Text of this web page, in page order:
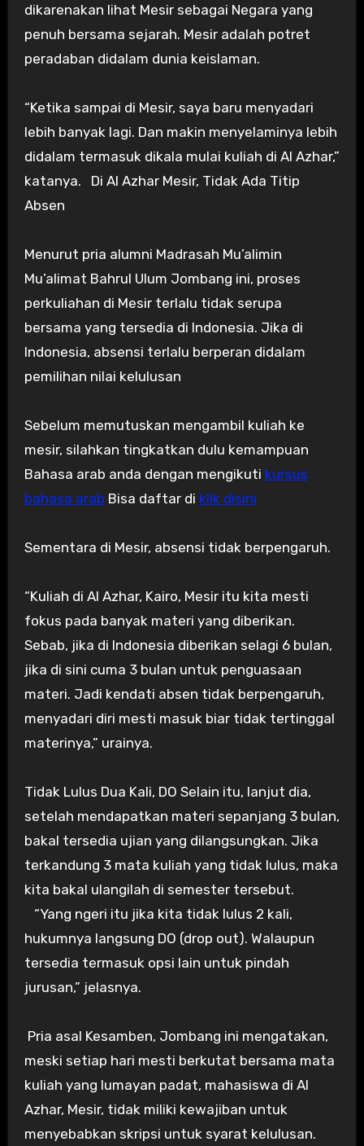
dikarenakan lihat Mesir sebagai Negara yang
penuh bersama sejarah. Mesir adalah potret
peradaban didalam dunia keislaman.
“Ketika sampai di Mesir, saya baru menyadari
lebih banyak lagi. Dan makin menyelaminya lebih
didalam termasuk dikala mulai kuliah di Al Azhar,”
katanya. Di Al Azhar Mesir, Tidak Ada Titip
Absen
Menurut pria alumni Madrasah Mu’alimin
Mu’alimat Bahrul Ulum Jombang ini, proses
perkuliahan di Mesir terlalu tidak serupa
bersama yang tersedia di Indonesia. Jika di
Indonesia, absensi terlalu berperan didalam
pemilihan nilai kelulusan
Sebelum memutuskan mengambil kuliah ke
mesir, silahkan tingkatkan dulu kemampuan
Bahasa arab anda dengan mengikuti kursus
bahasa arab Bisa daftar di klik disini
Sementara di Mesir, absensi tidak berpengaruh.
“Kuliah di Al Azhar, Kairo, Mesir itu kita mesti
fokus pada banyak materi yang diberikan.
Sebab, jika di Indonesia diberikan selagi 6 bulan,
jika di sini cuma 3 bulan untuk penguasaan
materi. Jadi kendati absen tidak berpengaruh,
menyadari diri mesti masuk biar tidak tertinggal
materinya,” urainya.
Tidak Lulus Dua Kali, DO Selain itu, lanjut dia,
setelah mendapatkan materi sepanjang 3 bulan,
bakal tersedia ujian yang dilangsungkan. Jika
terkandung 3 mata kuliah yang tidak lulus, maka
kita bakal ulangilah di semester tersebut.
“Yang ngeri itu jika kita tidak lulus 2 kali,
hukumnya langsung DO (drop out). Walaupun
tersedia termasuk opsi lain untuk pindah
jurusan,” jelasnya.
Pria asal Kesamben, Jombang ini mengatakan,
meski setiap hari mesti berkutat bersama mata
kuliah yang lumayan padat, mahasiswa di Al
Azhar, Mesir, tidak miliki kewajiban untuk
menyebabkan skripsi untuk syarat kelulusan.